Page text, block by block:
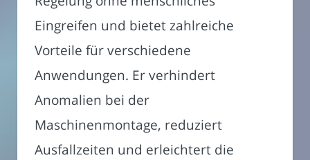
Eingreifen und bietet zahlreiche
Vorteile für verschiedene
Anwendungen. Er verhindert
Anomalien bei der
Maschinenmontage, reduziert
Ausfallzeiten und erleichtert die